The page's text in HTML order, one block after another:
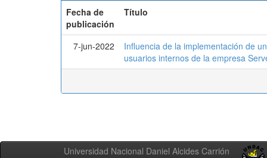
Fecha de
publicación
Título
7-jun-2022
Influencia de la implementación de
usuarios internos de la empresa
Universidad Nacional Daniel Alcides Carrión